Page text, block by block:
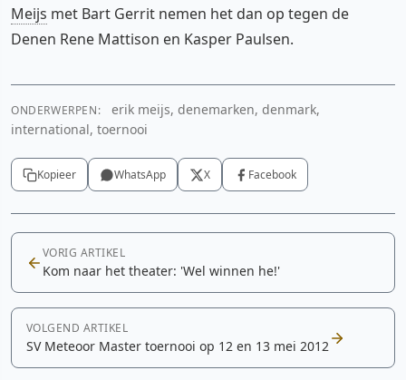
Meijs met Bart Gerrit nemen het dan op tegen de
Denen Rene Mattison en Kasper Paulsen.
ONDERWERPEN:
erik meijs, denemarken, denmark,
international, toernooi
Kopieer WhatsApp X Facebook
VORIG ARTIKEL
Kom naar het theater: 'Wel winnen he!'
VOLGEND ARTIKEL
SV Meteoor Master toernooi op 12 en 13 mei 2012